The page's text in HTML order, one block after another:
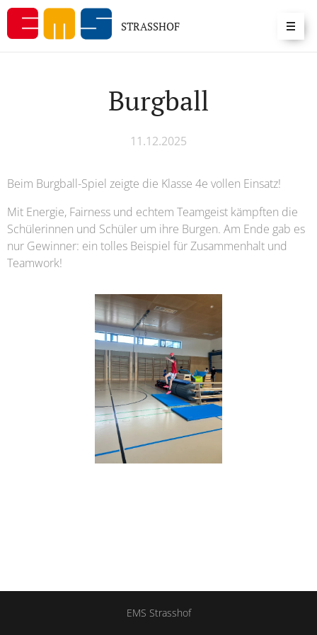
STRASSHOF
Burgball
11.12.2025
Beim Burgball-Spiel zeigte die Klasse 4e vollen Einsatz!
Mit Energie, Fairness und echtem Teamgeist kämpften die
Schülerinnen und Schüler um ihre Burgen. Am Ende gab es
nur Gewinner: ein tolles Beispiel für Zusammenhalt und
Teamwork!
EMS Strasshof